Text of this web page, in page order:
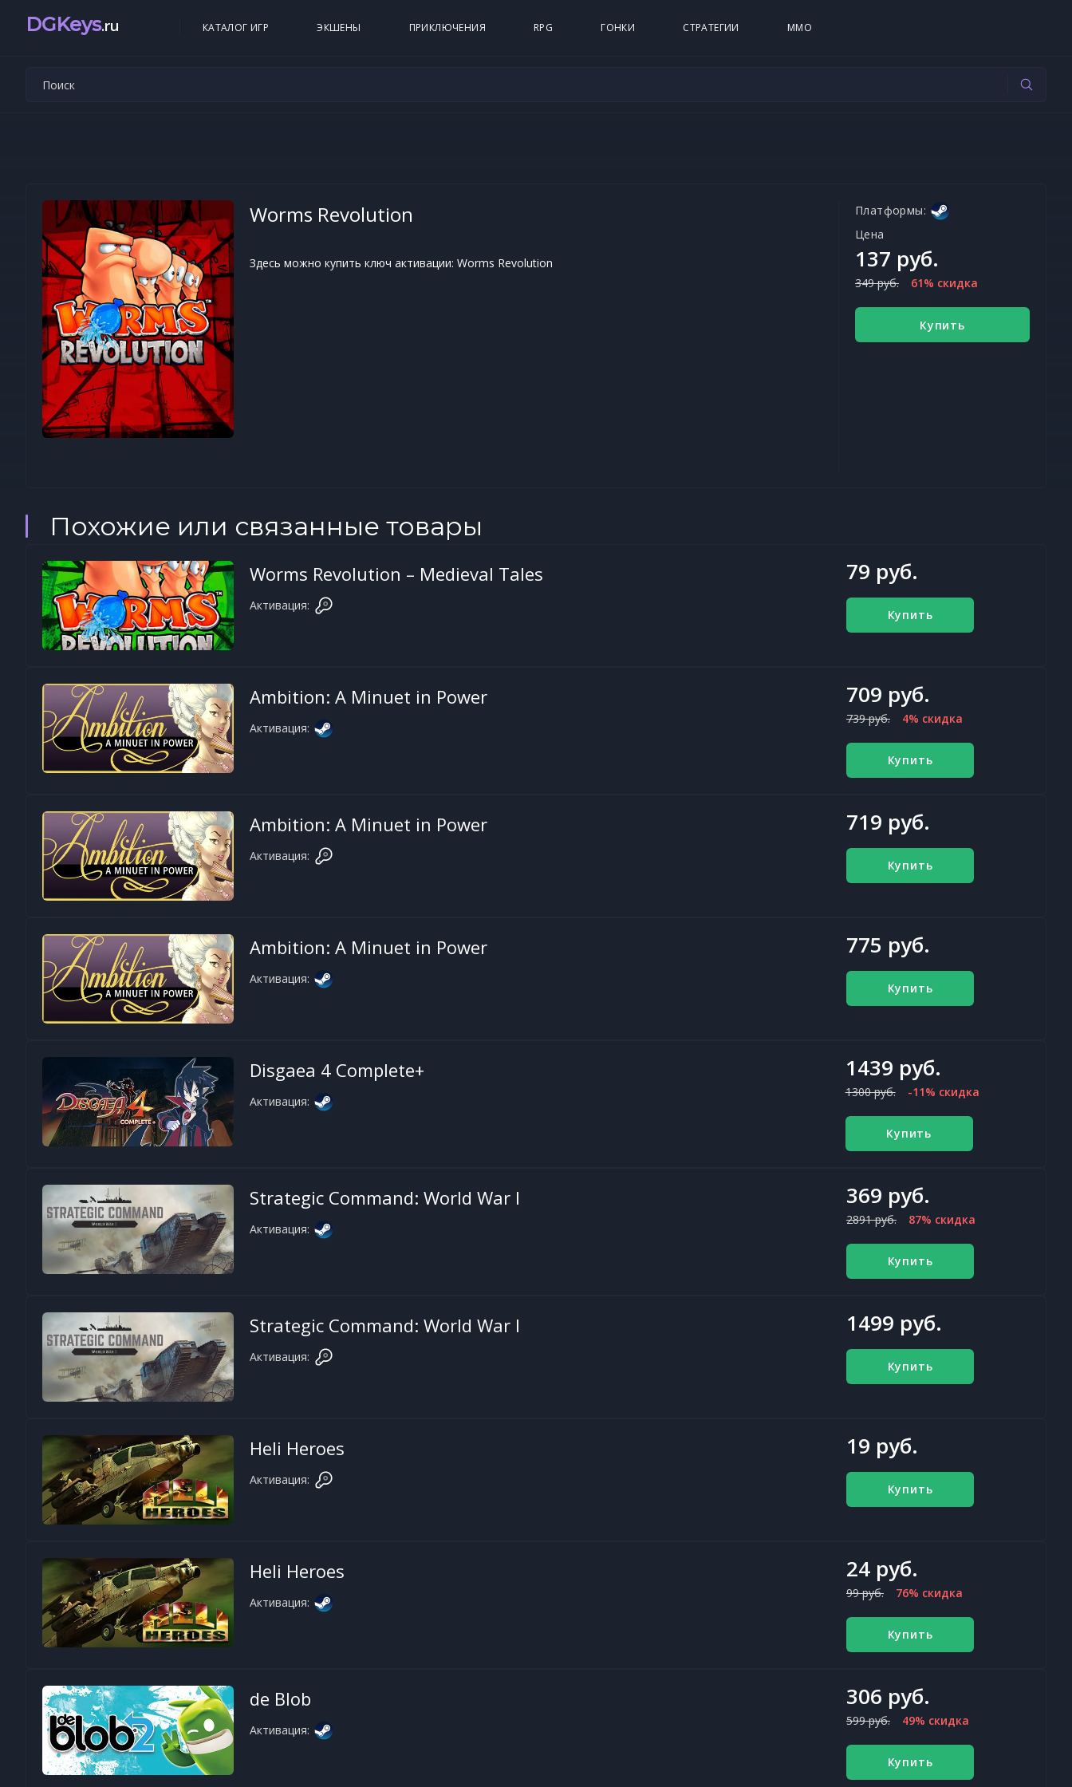
DGKeys.ru КАТАЛОГ ИГР ЭКШЕНЫ ПРИКЛЮЧЕНИЯ RPG ГОНКИ СТРАТЕГИИ MMO
Worms Revolution
Здесь можно купить ключ активации: Worms Revolution
Платформы:
Цена
137 руб.
349 руб. 61% скидка
Купить
Похожие или связанные товары
Worms Revolution – Medieval Tales
Активация:
79 руб.
Купить
Ambition: A Minuet in Power
Активация:
709 руб.
739 руб. 4% скидка
Купить
Ambition: A Minuet in Power
Активация:
719 руб.
Купить
Ambition: A Minuet in Power
Активация:
775 руб.
Купить
Disgaea 4 Complete+
Активация:
1439 руб.
1300 руб. -11% скидка
Купить
Strategic Command: World War I
Активация:
369 руб.
2891 руб. 87% скидка
Купить
Strategic Command: World War I
Активация:
1499 руб.
Купить
Heli Heroes
Активация:
19 руб.
Купить
Heli Heroes
Активация:
24 руб.
99 руб. 76% скидка
Купить
de Blob
Активация:
306 руб.
599 руб. 49% скидка
Купить